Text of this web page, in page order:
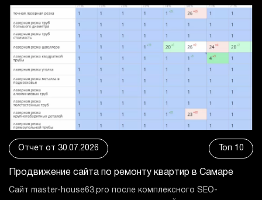
Отчет от 30.07.2026 Топ 10
Продвижение сайта по ремонту квартир в Самаре
Сайт master-house63.pro после комплексного SEO-